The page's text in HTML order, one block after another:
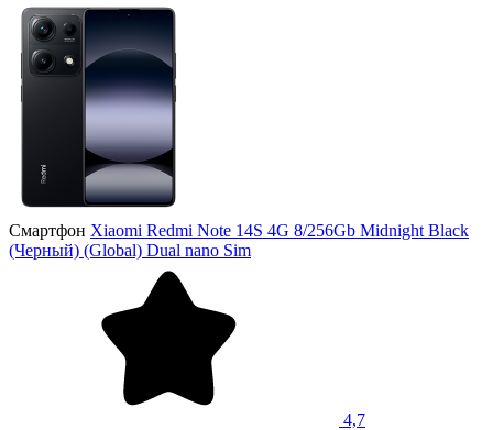
Смартфон Xiaomi Redmi Note 14S 4G 8/256Gb Midnight Black
(Черный) (Global) Dual nano Sim
4,7